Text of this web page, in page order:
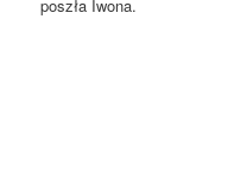
poszła Iwona.